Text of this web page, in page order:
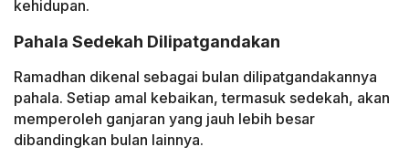
kehidupan.
Pahala Sedekah Dilipatgandakan
Ramadhan dikenal sebagai bulan dilipatgandakannya
pahala. Setiap amal kebaikan, termasuk sedekah, akan
memperoleh ganjaran yang jauh lebih besar
dibandingkan bulan lainnya.